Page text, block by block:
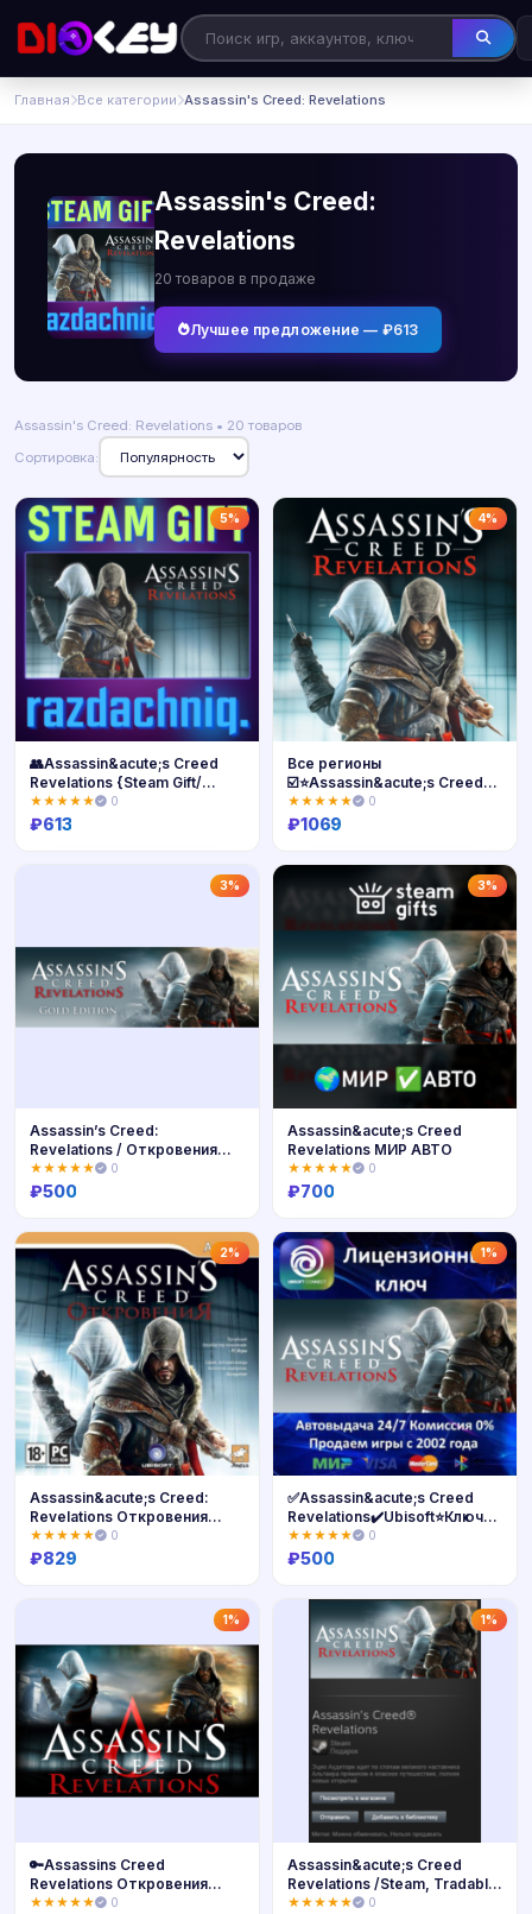
Главная Все категории Assassin's Creed: Revelations
Assassin's Creed:
Revelations
20 товаров в продаже
Лучшее предложение — ₽613
Assassin's Creed: Revelations • 20 товаров
Сортировка:
5%
👥Assassin&acute;s Creed
Revelations {Steam Gift/
Россия/СНГ}
★★★★★ 0
₽613
4%
Купить
Все регионы
☑️⭐Assassin&acute;s Creed
Revelations STEAM 🎁
★★★★★ 0
₽1069
3%
Купить
Assassin’s Creed:
Revelations / Откровения
UBISOFT КЛЮЧ
★★★★★ 0
₽500
3%
Купить
Assassin&acute;s Creed
Revelations МИР АВТО
★★★★★ 0
₽700
2%
Assassin&acute;s Creed:
Revelations Откровения
русский ключ!!! (Ubisoft
ключ)
★★★★★ 0
₽829
1%
Купить
✅Assassin&acute;s Creed
Revelations✔️Ubisoft⭐Ключ
Активации🔑
РФ+СНГ+МИР✔️АКЦИЯ🎁0%
★★★★★ 0
₽500
1%
🔑Assassins Creed
Revelations Откровения
(ключ) +🎁
★★★★★ 0
1%
Assassin&acute;s Creed
Revelations /Steam, Tradable
Gift, ROW
★★★★★ 0